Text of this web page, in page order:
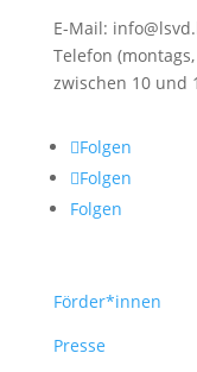
E-Mail:
Telefon
zwischen 10 und
Folgen
Folgen
Folgen
Förder*innen
Presse